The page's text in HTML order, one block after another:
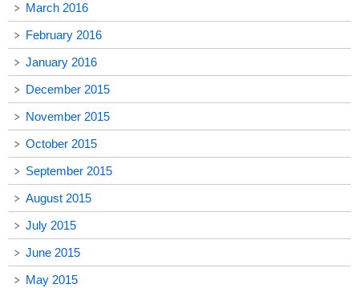
March 2016
February 2016
January 2016
December 2015
November 2015
October 2015
September 2015
August 2015
July 2015
June 2015
May 2015